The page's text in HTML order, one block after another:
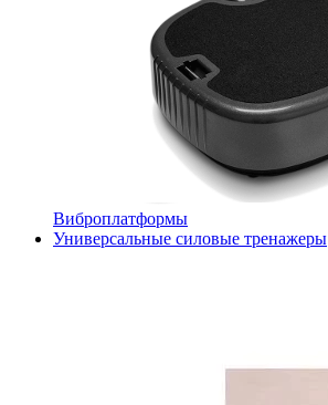
Виброплатформы
Универсальные силовые тренажеры